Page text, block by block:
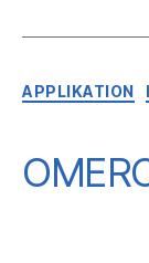
APPLIKATION